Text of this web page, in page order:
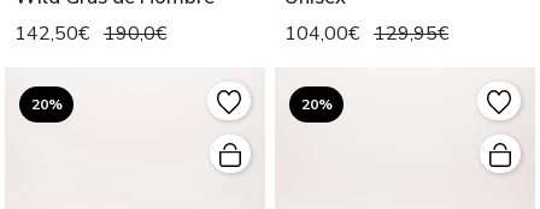
142,50€ 190,0€ 104,00€ 129,95€
20% 20%